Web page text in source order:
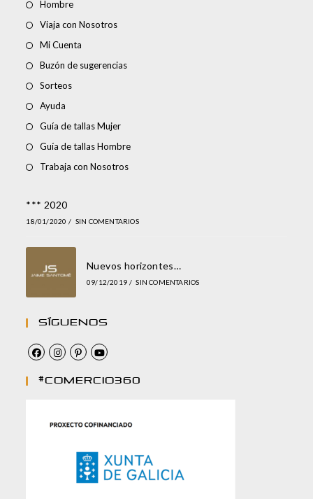
Hombre
Viaja con Nosotros
Mi Cuenta
Buzón de sugerencias
Sorteos
Ayuda
Guía de tallas Mujer
Guía de tallas Hombre
Trabaja con Nosotros
*** 2020
18/01/2020 / SIN COMENTARIOS
Nuevos horizontes…
09/12/2019 / SIN COMENTARIOS
Síguenos
#comercio360